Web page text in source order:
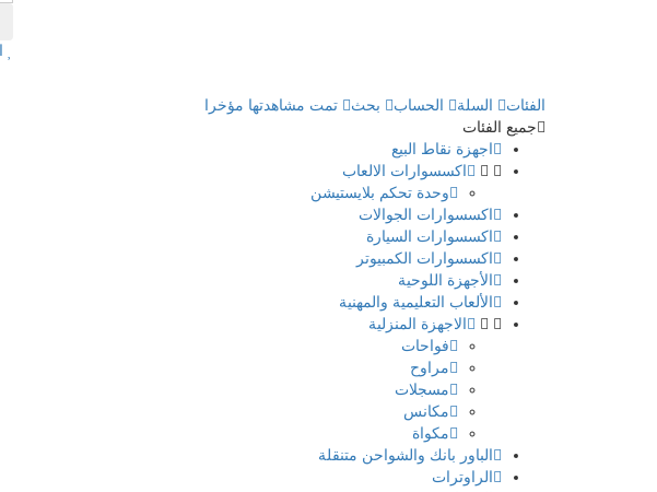
الفئات السلة الحساب بحث
تمت مشاهدتها مؤخرا
جميع الفئات
اجهزة نقاط البيع
اكسسوارات الالعاب
وحدة تحكم بلايستيشن
اكسسوارات الجوالات
اكسسوارات السيارة
اكسسوارات الكمبيوتر
الأجهزة اللوحية
الألعاب التعليمية والمهنية
الاجهزة المنزلية
فواحات
مراوح
مسجلات
مكانس
مكواة
الباور بانك والشواحن متنقلة
الراوترات